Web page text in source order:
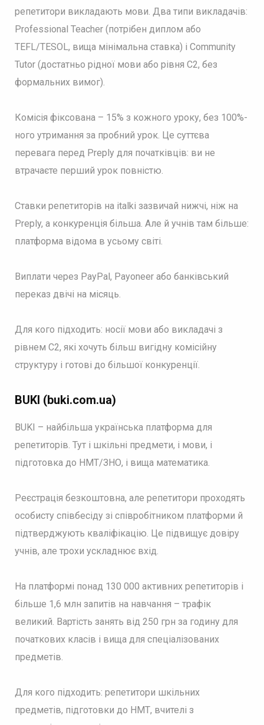
репетитори викладають мови. Два типи викладачів:
Professional Teacher (потрібен диплом або
TEFL/TESOL, вища мінімальна ставка) і Community
Tutor (достатньо рідної мови або рівня С2, без
формальних вимог).
Комісія фіксована – 15% з кожного уроку, без 100%-
ного утримання за пробний урок. Це суттєва
перевага перед Preply для початківців: ви не
втрачаєте перший урок повністю.
Ставки репетиторів на italki зазвичай нижчі, ніж на
Preply, а конкуренція більша. Але й учнів там більше:
платформа відома в усьому світі.
Виплати через PayPal, Payoneer або банківський
переказ двічі на місяць.
Для кого підходить: носії мови або викладачі з
рівнем С2, які хочуть більш вигідну комісійну
структуру і готові до більшої конкуренції.
BUKI (buki.com.ua)
BUKI – найбільша українська платформа для
репетиторів. Тут і шкільні предмети, і мови, і
підготовка до НМТ/ЗНО, і вища математика.
Реєстрація безкоштовна, але репетитори проходять
особисту співбесіду зі співробітником платформи й
підтверджують кваліфікацію. Це підвищує довіру
учнів, але трохи ускладнює вхід.
На платформі понад 130 000 активних репетиторів і
більше 1,6 млн запитів на навчання – трафік
великий. Вартість занять від 250 грн за годину для
початкових класів і вища для спеціалізованих
предметів.
Для кого підходить: репетитори шкільних
предметів, підготовки до НМТ, вчителі з